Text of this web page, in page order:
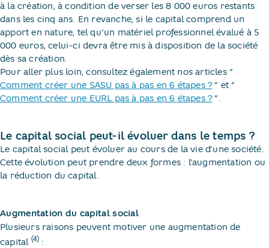
à la création, à condition de verser les 8 000 euros restants
dans les cinq ans. En revanche, si le capital comprend un
apport en nature, tel qu’un matériel professionnel évalué à 5
000 euros, celui-ci devra être mis à disposition de la société
dès sa création.
Pour aller plus loin, consultez également nos articles “​
Comment créer une SASU pas à pas en 6 étapes ?​” et “​
Comment créer une EURL pas à pas en 6 étapes ?​”.
Le capital social peut-il évoluer dans le temps ?
Le capital social peut évoluer au cours de la vie d’une société.
Cette évolution peut prendre deux formes : l'augmentation ou
la réduction du capital.
Augmentation du capital social
Plusieurs raisons peuvent motiver une augmentation de
capital (4) :